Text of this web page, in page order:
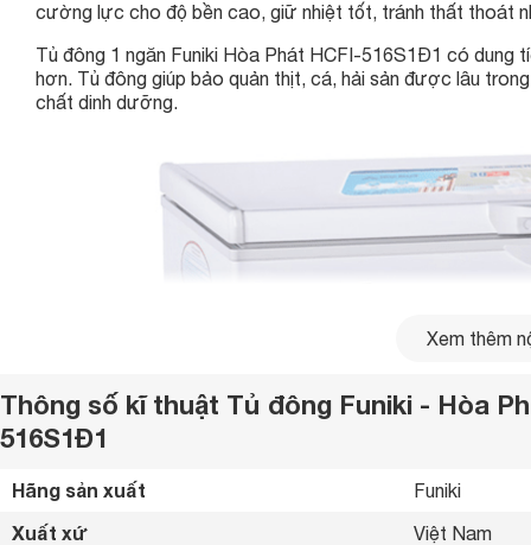
cường lực cho độ bền cao, giữ nhiệt tốt, tránh thất thoát
Tủ đông 1 ngăn Funiki Hòa Phát HCFI-516S1Đ1 có
hơn. Tủ đông giúp bảo quản thịt, cá, hải sản được lâu
chất dinh dưỡng.
Xem thêm
Thông số kĩ thuật Tủ đông Funiki - Hòa
516S1Đ1
Hãng sản xuất Funiki
Xuất xứ Việt Nam